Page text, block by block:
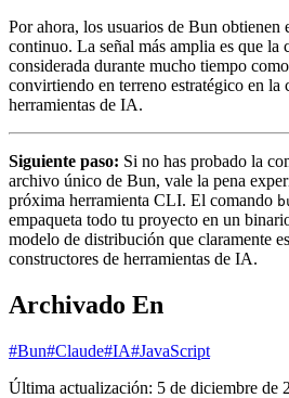
Por ahora, los usuarios de Bun obtienen
continuo. La señal más amplia es que
considerada durante mucho tiempo
convirtiendo en terreno estratégico en la
herramientas de IA.
Siguiente paso: Si no has probado la
archivo único de Bun, vale la pena
próxima herramienta CLI. El comando
empaqueta todo tu proyecto en un
modelo de distribución que claramente
constructores de herramientas de IA.
Archivado En
#Bun#Claude#IA#JavaScript
Última actualización: 5 de diciembre de